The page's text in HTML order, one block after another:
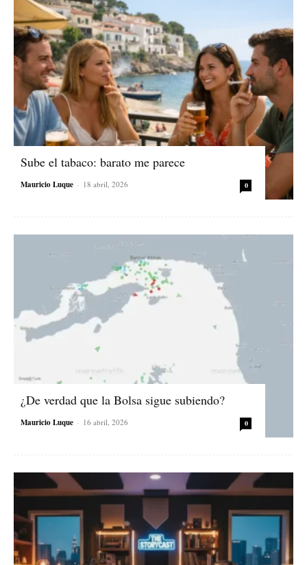
Sube el tabaco: barato me parece
Mauricio Luque - 18 abril, 2026 0
¿De verdad que la Bolsa sigue subiendo?
Mauricio Luque - 16 abril, 2026 0